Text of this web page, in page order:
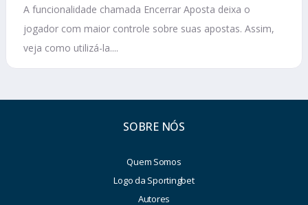
A funcionalidade chamada Encerrar Aposta deixa o
jogador com maior controle sobre suas apostas. Assim,
veja como utilizá-la....
SOBRE NÓS
Quem Somos
Logo da Sportingbet
Autores